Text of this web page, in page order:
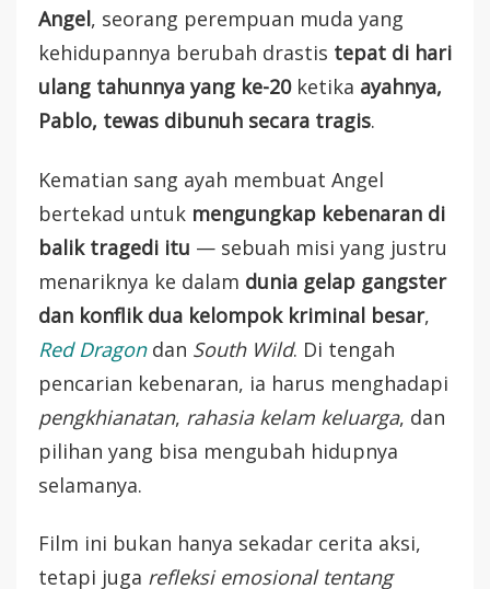
Angel, seorang perempuan muda yang
kehidupannya berubah drastis tepat di hari
ulang tahunnya yang ke-20ketika ayahnya,
Pablo, tewas dibunuh secara tragis.
Kematian sang ayah membuat Angel
bertekad untuk mengungkap kebenaran di
balik tragedi itu — sebuah misi yang justru
menariknya ke dalam dunia gelap gangster
dan konflik dua kelompok kriminal besar,
Red Dragon dan South Wild. Di tengah
pencarian kebenaran, ia harus menghadapi
pengkhianatan, rahasia kelam keluarga, dan
pilihan yang bisa mengubah hidupnya
selamanya.
Film ini bukan hanya sekadar cerita aksi,
tetapi juga refleksi emosional tentang